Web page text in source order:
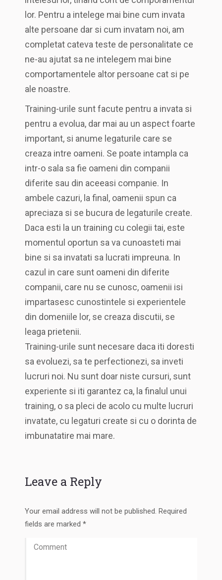
lor. Pentru a intelege mai bine cum invata
alte persoane dar si cum invatam noi, am
completat cateva teste de personalitate ce
ne-au ajutat sa ne intelegem mai bine
comportamentele altor persoane cat si pe
ale noastre.
Training-urile sunt facute pentru a invata si
pentru a evolua, dar mai au un aspect foarte
important, si anume legaturile care se
creaza intre oameni. Se poate intampla ca
intr-o sala sa fie oameni din companii
diferite sau din aceeasi companie. In
ambele cazuri, la final, oamenii spun ca
apreciaza si se bucura de legaturile create.
Daca esti la un training cu colegii tai, este
momentul oportun sa va cunoasteti mai
bine si sa invatati sa lucrati impreuna. In
cazul in care sunt oameni din diferite
companii, care nu se cunosc, oamenii isi
impartasesc cunostintele si experientele
din domeniile lor, se creaza discutii, se
leaga prietenii.
Training-urile sunt necesare daca iti doresti
sa evoluezi, sa te perfectionezi, sa inveti
lucruri noi. Nu sunt doar niste cursuri, sunt
experiente si iti garantez ca, la finalul unui
training, o sa pleci de acolo cu multe lucruri
invatate, cu legaturi create si cu o dorinta de
imbunatatire mai mare.
Leave a Reply
Your email address will not be published. Required
fields are marked *
Comment